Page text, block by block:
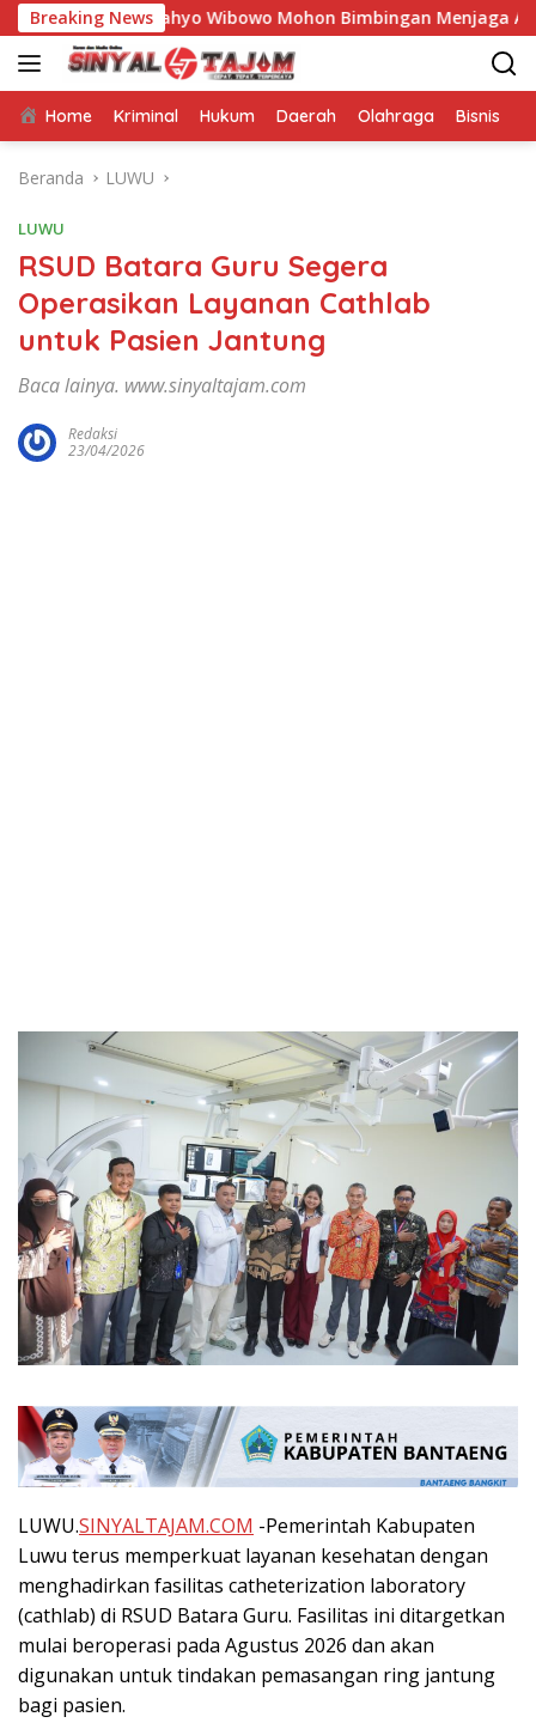
Langsung
ke
konten
Breaking NewsWibowo Mohon Bimbingan Menjaga Amanah untuk
Home Kriminal Hukum Daerah Olahraga Bisnis
Beranda LUWU
LUWU
RSUD Batara Guru Segera
Operasikan Layanan Cathlab
untuk Pasien Jantung
Baca lainya. www.sinyaltajam.com
Redaksi
23/04/2026
LUWU.SINYALTAJAM.COM -Pemerintah Kabupaten
Luwu terus memperkuat layanan kesehatan dengan
menghadirkan fasilitas catheterization laboratory
(cathlab) di RSUD Batara Guru. Fasilitas ini ditargetkan
mulai beroperasi pada Agustus 2026 dan akan
digunakan untuk tindakan pemasangan ring jantung
bagi pasien.